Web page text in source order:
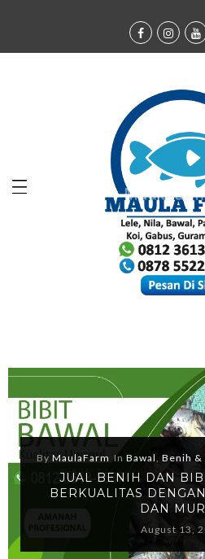
By MaulaFarm In Bawal, Benih &
JUAL BENIH DAN
BERKUALITAS
DAN
August 13,